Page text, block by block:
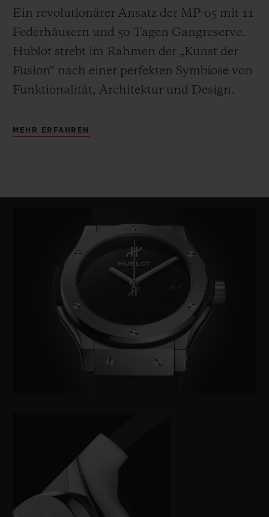
Ein revolutionärer Ansatz der MP-05 mit 11
Federhäusern und 50 Tagen Gangreserve.
Hublot strebt im Rahmen der „Kunst der
Fusion“ nach einer perfekten Symbiose von
Funktionalität, Architektur und Design.
MEHR ERFAHREN